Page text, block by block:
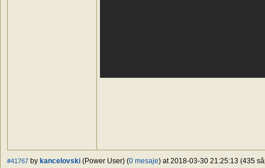
#41767 by kancelovski (Power User) (0 mesaje) at 2018-03-30 21:25:13 (435